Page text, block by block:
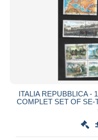
ITALIA REPUBBLICA -
COMPLET SET OF SE-